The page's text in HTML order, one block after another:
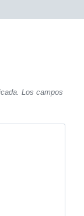
Los campos